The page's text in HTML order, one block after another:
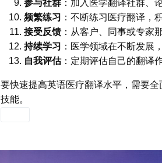
参与社群 ：加入医学翻译社群、
频繁练习 ：不断练习医疗翻译，
接受反馈 ：从客户、同事或专家
持续学习 ：医学领域在不断发展
自我评估：定期评估自己的翻译
要快速提高英语医疗翻译水平，需要
技能。